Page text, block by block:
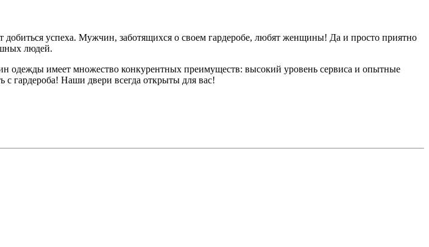
успеха. Мужчин, заботящихся о своем гардеробе, любят женщины! Да и просто приятно
людей.
имеет множество конкурентных преимуществ: высокий уровень сервиса и опытные
гардероба! Наши двери всегда открыты для вас!